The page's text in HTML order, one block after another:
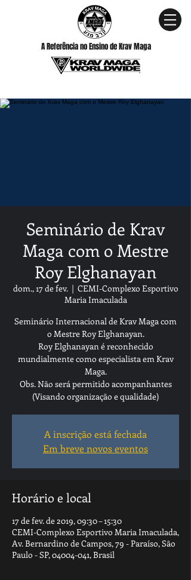
A Referência no Ensino de Krav Maga
Seminário de Krav
Maga com o Mestre
Roy Elghanayan
dom., 17 de fev.
  |
CEMI-Complexo Esportivo
Maria Imaculada
Seminário Internacional de Krav Maga com
o Mestre Roy Elghanayan.
Roy Elghanayan é reconhecido
mundialmente como especialista em Krav
Maga.
Obs. Não será permitido acompanhantes
(Visando organização e qualidade)
A inscrição está fechada
Em breve novos eventos
Horário e local
17 de fev. de 2019, 09:30 – 15:30
CEMI-Complexo Esportivo Maria Imaculada,
Av. Bernardino de Campos, 79 - Paraíso, São
Paulo - SP, 04004-041, Brasil